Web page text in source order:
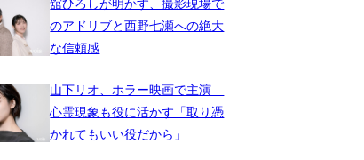
のアドリブと西野七瀬への絶大
な信頼感
山下リオ、ホラー映画で主演
心霊現象も役に活かす「取り憑
かれてもいい役だから」